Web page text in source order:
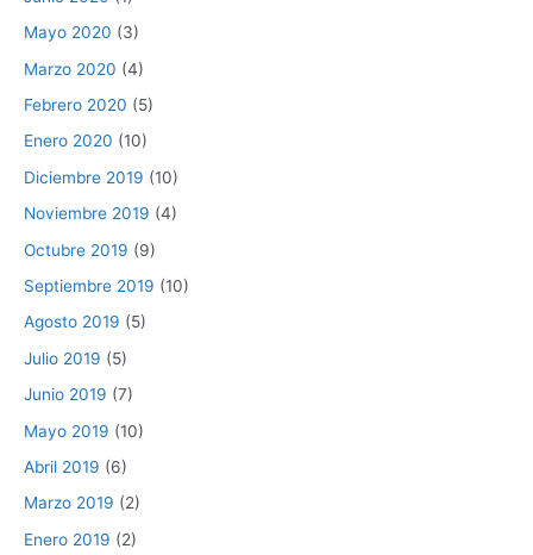
Mayo 2020 (3)
Marzo 2020 (4)
Febrero 2020 (5)
Enero 2020 (10)
Diciembre 2019 (10)
Noviembre 2019 (4)
Octubre 2019 (9)
Septiembre 2019 (10)
Agosto 2019 (5)
Julio 2019 (5)
Junio 2019 (7)
Mayo 2019 (10)
Abril 2019 (6)
Marzo 2019 (2)
Enero 2019 (2)